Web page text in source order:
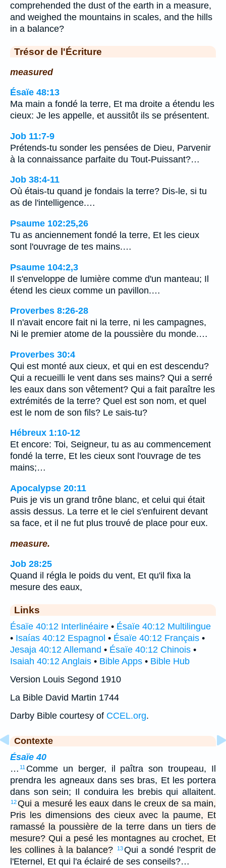
comprehended the dust of the earth in a measure,
and weighed the mountains in scales, and the hills
in a balance?
Trésor de l'Écriture
measured
Ésaïe 48:13
Ma main a fondé la terre, Et ma droite a étendu les
cieux: Je les appelle, et aussitôt ils se présentent.
Job 11:7-9
Prétends-tu sonder les pensées de Dieu, Parvenir
à la connaissance parfaite du Tout-Puissant?…
Job 38:4-11
Où étais-tu quand je fondais la terre? Dis-le, si tu
as de l'intelligence.…
Psaume 102:25,26
Tu as anciennement fondé la terre, Et les cieux
sont l'ouvrage de tes mains.…
Psaume 104:2,3
Il s'enveloppe de lumière comme d'un manteau; Il
étend les cieux comme un pavillon.…
Proverbes 8:26-28
Il n'avait encore fait ni la terre, ni les campagnes,
Ni le premier atome de la poussière du monde.…
Proverbes 30:4
Qui est monté aux cieux, et qui en est descendu?
Qui a recueilli le vent dans ses mains? Qui a serré
les eaux dans son vêtement? Qui a fait paraître les
extrémités de la terre? Quel est son nom, et quel
est le nom de son fils? Le sais-tu?
Hébreux 1:10-12
Et encore: Toi, Seigneur, tu as au commencement
fondé la terre, Et les cieux sont l'ouvrage de tes
mains;…
Apocalypse 20:11
Puis je vis un grand trône blanc, et celui qui était
assis dessus. La terre et le ciel s'enfuirent devant
sa face, et il ne fut plus trouvé de place pour eux.
measure.
Job 28:25
Quand il régla le poids du vent, Et qu'il fixa la
mesure des eaux,
Links
Ésaïe 40:12 Interlinéaire • Ésaïe 40:12 Multilingue
• Isaías 40:12 Espagnol • Ésaïe 40:12 Français •
Jesaja 40:12 Allemand • Ésaïe 40:12 Chinois •
Isaiah 40:12 Anglais • Bible Apps • Bible Hub
Version Louis Segond 1910
La Bible David Martin 1744
Darby Bible courtesy of CCEL.org.
Contexte
Ésaïe 40
… 11 Comme un berger, il paîtra son troupeau, Il
prendra les agneaux dans ses bras, Et les portera
dans son sein; Il conduira les brebis qui allaitent.
12Qui a mesuré les eaux dans le creux de sa main,
Pris les dimensions des cieux avec la paume, Et
ramassé la poussière de la terre dans un tiers de
mesure? Qui a pesé les montagnes au crochet, Et
les collines à la balance?
13 Qui a sondé l'esprit de
l'Eternel, Et qui l'a éclairé de ses conseils?…